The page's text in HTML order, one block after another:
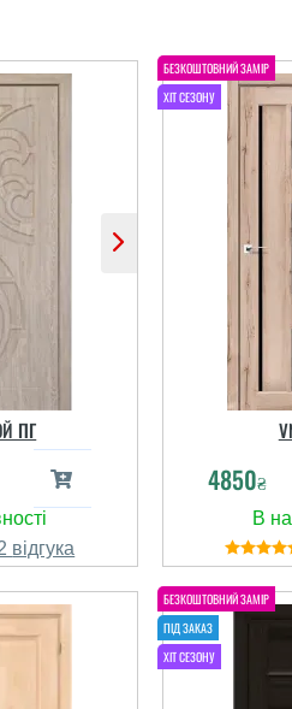
ПГ
4850₴